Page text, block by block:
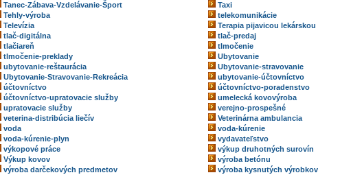
Tanec-Zábava-Vzdelávanie-Šport
Taxi
Tehly-výroba
telekomunikácie
Televízia
Terapia pijavicou lekárskou
tlač-digitálna
tlač-predaj
tlačiareň
tlmočenie
tlmočenie-preklady
Ubytovanie
ubytovanie-reštaurácia
Ubytovanie-stravovanie
Ubytovanie-Stravovanie-Rekreácia
ubytovanie-účtovníctvo
účtovníctvo
účtovníctvo-poradenstvo
účtovníctvo-upratovacie služby
umelecká kovovýroba
upratovacie služby
verejno-prospešné
veterina-distribúcia liečív
Veterinárna ambulancia
voda
voda-kúrenie
voda-kúrenie-plyn
vydavateľstvo
výkopové práce
výkup druhotných surovín
Výkup kovov
výroba betónu
výroba darčekových predmetov
výroba kysnutých výrobkov